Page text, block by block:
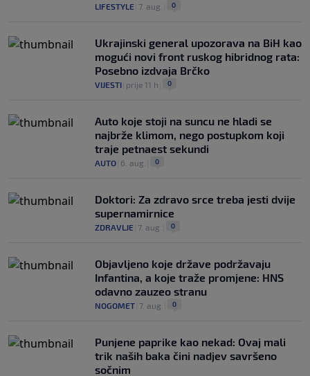
LIFESTYLE 7. aug. 0
Ukrajinski general upozorava na BiH kao
mogući novi front ruskog hibridnog rata:
Posebno izdvaja Brčko
VIJESTI prije 11 h 0
Auto koje stoji na suncu ne hladi se
najbrže klimom, nego postupkom koji
traje petnaest sekundi
AUTO 6. aug. 0
Doktori: Za zdravo srce treba jesti dvije
supernamirnice
ZDRAVLJE 7. aug. 0
Objavljeno koje države podržavaju
Infantina, a koje traže promjene: HNS
odavno zauzeo stranu
NOGOMET 7. aug. 0
Punjene paprike kao nekad: Ovaj mali
trik naših baka čini nadjev savršeno
sočnim